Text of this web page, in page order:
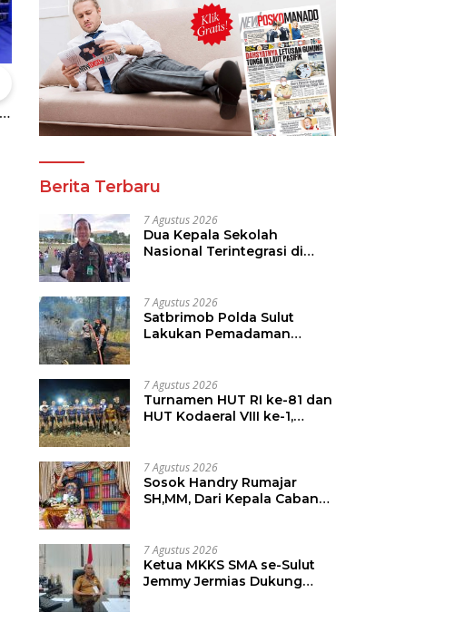
Juara Tinju Asia Ramaikan
Kejuaraan Tinju Perbati
2026 Memperebutkan Piala
Wali Kota Manado
Panitia Tinju Perbati 2026
dan Pihak Mega Jasa
Kelolah All Out Siapkan
Lokasi Pertandingan
Berita Terbaru
7 Agustus 2026
Dua Kepala Sekolah
Nasional Terintegrasi di
7 Agustus 2026
Satbrimob Polda Sulut
Lakukan Pemadaman
7 Agustus 2026
Turnamen HUT RI ke-81 dan
HUT Kodaeral VIII ke-1,
7 Agustus 2026
Sosok Handry Rumajar
SH,MM, Dari Kepala Cabang
7 Agustus 2026
Ketua MKKS SMA se-Sulut
Jemmy Jermias Dukung